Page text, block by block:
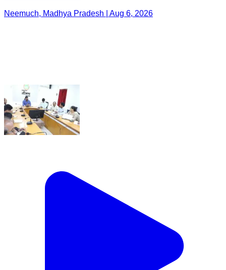
Neemuch, Madhya Pradesh | Aug 6, 2026